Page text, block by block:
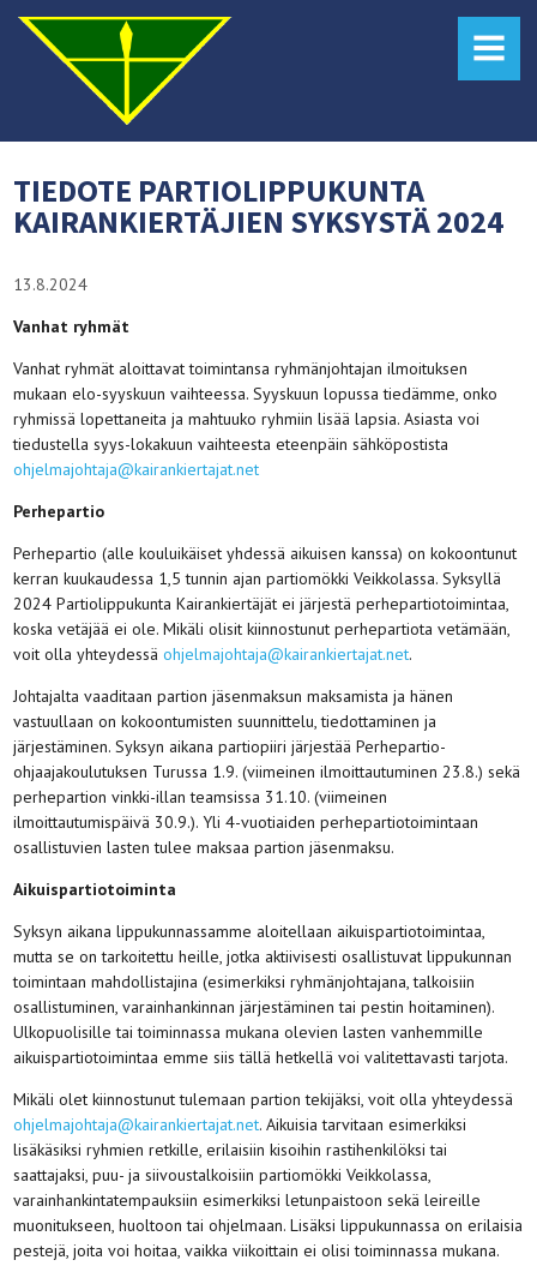
MENU
TIEDOTE PARTIOLIPPUKUNTA
KAIRANKIERTÄJIEN SYKSYSTÄ 2024
13.8.2024
Vanhat ryhmät
Vanhat ryhmät aloittavat toimintansa ryhmänjohtajan ilmoituksen
mukaan elo-syyskuun vaihteessa. Syyskuun lopussa tiedämme, onko
ryhmissä lopettaneita ja mahtuuko ryhmiin lisää lapsia. Asiasta voi
tiedustella syys-lokakuun vaihteesta eteenpäin sähköpostista
ohjelmajohtaja@kairankiertajat.net
Perhepartio
Perhepartio (alle kouluikäiset yhdessä aikuisen kanssa) on kokoontunut
kerran kuukaudessa 1,5 tunnin ajan partiomökki Veikkolassa. Syksyllä
2024 Partiolippukunta Kairankiertäjät ei järjestä perhepartiotoimintaa,
koska vetäjää ei ole. Mikäli olisit kiinnostunut perhepartiota vetämään,
voit olla yhteydessäohjelmajohtaja@kairankiertajat.net.
Johtajalta vaaditaan partion jäsenmaksun maksamista ja hänen
vastuullaan on kokoontumisten suunnittelu, tiedottaminen ja
järjestäminen. Syksyn aikana partiopiiri järjestää Perhepartio-
ohjaajakoulutuksen Turussa 1.9. (viimeinen ilmoittautuminen 23.8.) sekä
perhepartion vinkki-illan teamsissa 31.10. (viimeinen
ilmoittautumispäivä 30.9.). Yli 4-vuotiaiden perhepartiotoimintaan
osallistuvien lasten tulee maksaa partion jäsenmaksu.
Aikuispartiotoiminta
Syksyn aikana lippukunnassamme aloitellaan aikuispartiotoimintaa,
mutta se on tarkoitettu heille, jotka aktiivisesti osallistuvat lippukunnan
toimintaan mahdollistajina (esimerkiksi ryhmänjohtajana, talkoisiin
osallistuminen, varainhankinnan järjestäminen tai pestin hoitaminen).
Ulkopuolisille tai toiminnassa mukana olevien lasten vanhemmille
aikuispartiotoimintaa emme siis tällä hetkellä voi valitettavasti tarjota.
Mikäli olet kiinnostunut tulemaan partion tekijäksi, voit olla yhteydessä
ohjelmajohtaja@kairankiertajat.net. Aikuisia tarvitaan esimerkiksi
lisäkäsiksi ryhmien retkille, erilaisiin kisoihin rastihenkilöksi tai
saattajaksi, puu- ja siivoustalkoisiin partiomökki Veikkolassa,
varainhankintatempauksiin esimerkiksi letunpaistoon sekä leireille
muonitukseen, huoltoon tai ohjelmaan. Lisäksi lippukunnassa on erilaisia
pestejä, joita voi hoitaa, vaikka viikoittain ei olisi toiminnassa mukana.